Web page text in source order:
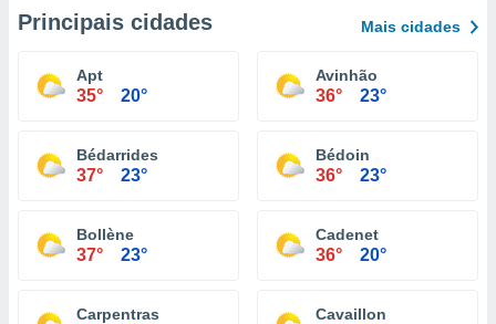
Principais cidades Mais cidades
Apt
35° 20°
Avinhão
36° 23°
Bédarrides
37° 23°
Bédoin
36° 23°
Bollène
37° 23°
Cadenet
36° 20°
Carpentras Cavaillon